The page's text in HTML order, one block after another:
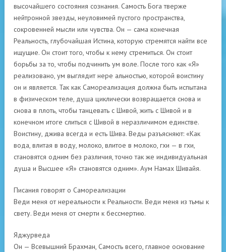
высочайшего состояния сознания. Самость Бога тверже
нейтронной звезды, неуловимей пустого пространства,
сокровенней мысли или чувства. Он — сама конечная
Реальность, глубочайшая Истина, которую стремятся найти все
ищущие. Он стоит того, чтобы к нему стремиться. Он стоит
борьбы за то, чтобы подчинить ум воле. После того как «Я»
реализовано, ум выглядит нере альностью, которой воистину
он и является. Так как Самореализация должна быть испытана
в физическом теле, душа циклически возвращается снова и
снова в плоть, чтобы танцевать с Шивой, жить с Шивой и в
конечном итоге слиться с Шивой в неразличимом единстве.
Воистину, джива всегда и есть Шива. Веды разъясняют: «Как
вода, влитая в воду, молоко, влитое в молоко, гхи — в гхи,
становятся одним без различия, точно так же индивидуальная
душа и Высшее «Я» становятся одним». Аум Намах Шивайя.
Писания говорят о Самореализации
Веди меня от нереальности к Реальности. Веди меня из тьмы к
свету. Веди меня от смерти к бессмертию.
Яджурведа
Он — Всевышний Брахман, Самость всего, главное основание